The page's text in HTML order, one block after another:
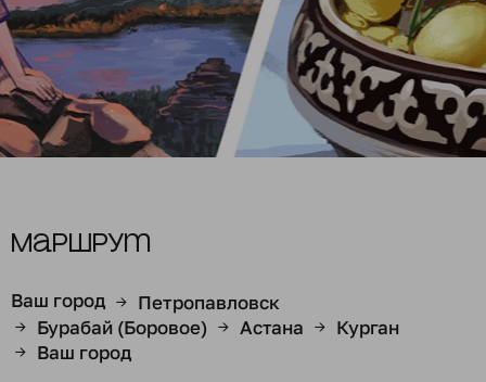
Маршрут
Ваш город → Петропавловск
→ Бурабай (Боровое) → Астана → Курган
→ Ваш город